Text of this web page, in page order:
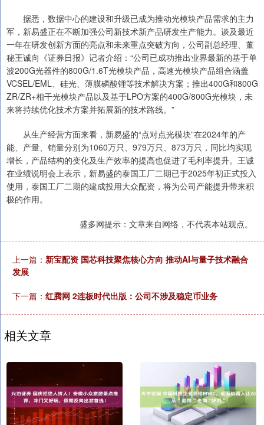
据悉，数据中心的建设和升级已成为推动光模块产品需求的主力
军，新易盛正在不断加强公司新技术新产品研发生产能力。谈及最近
一年在研发创新方面的亮点和未来重点突破方向，公司副总经理、董
秘王诚向《证券日报》记者介绍：“公司已成功推出业界最新的基于单
波200G光器件的800G/1.6T光模块产品，高速光模块产品组合涵盖
VCSEL/EML、硅光、薄膜磷酸锂等技术解决方案；推出400G和800G
ZR/ZR+相干光模块产品以及基于LPO方案的400G/800G光模块，未
来将持续优化技术方案并拓展新的技术路线。”
从生产经营方面来看，新易盛的“点对点光模块”在2024年的产
能、产量、销量分别为1060万只、979万只、873万只，同比均实现
增长，产品结构的变化及生产效率的提高也促进了毛利率提升。王诚
在业绩说明会上表示，新易盛的泰国工厂二期已于2025年初正式投入
使用，泰国工厂二期的建成投用大众配资，将为公司产能提升带来积
极的作用。
盛多网提示：文章来自网络，不代表本站观点。
上一篇： 新宝配资 国芯科技聚焦核心方向 推动AI与量子技术融合
发展
下一篇： 红腾网 2连板时代出版：公司不涉及稳定币业务
相关文章